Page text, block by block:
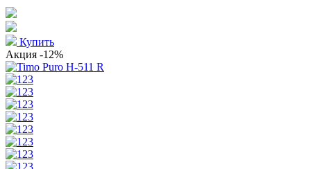
Купить
Акция -12%